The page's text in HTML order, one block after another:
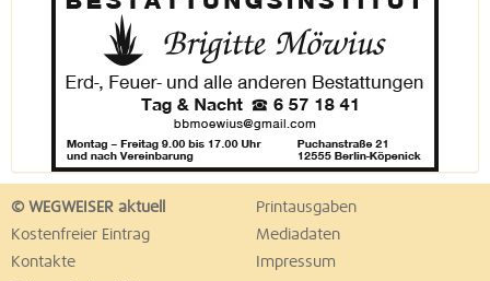
© WEGWEISER aktuell
Printausgaben
Kostenfreier Eintrag
Mediadaten
Kontakte
Impressum